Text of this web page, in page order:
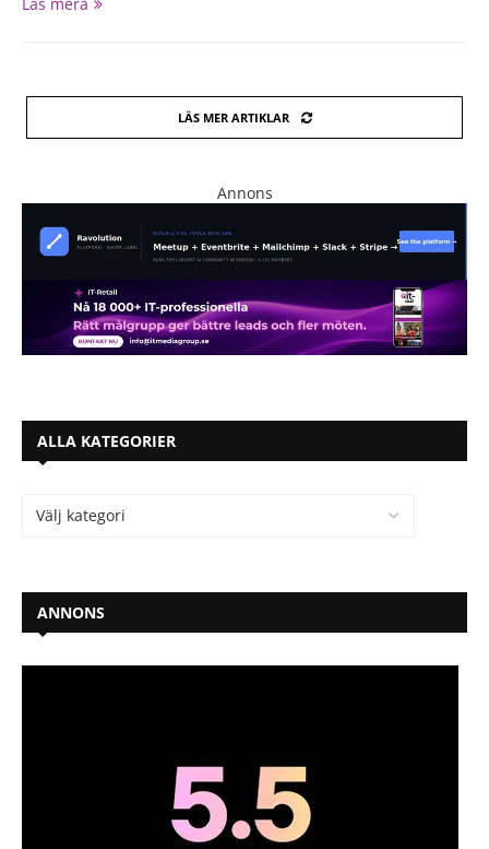
LÄS MER ARTIKLAR
Annons
ALLA KATEGORIER
ANNONS